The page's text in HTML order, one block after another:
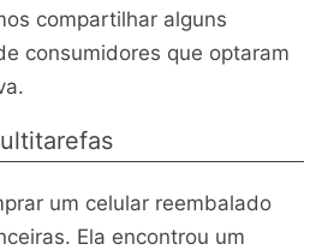
compartilhar alguns
consumidores que optaram
um celular reembalado
Ela encontrou um